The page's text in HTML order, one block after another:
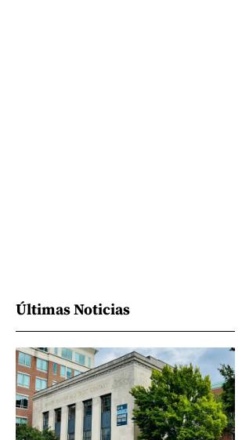
Últimas Noticias